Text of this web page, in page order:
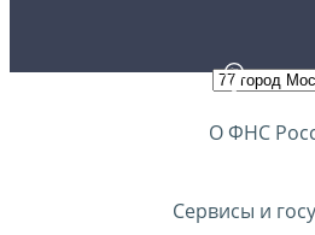
О ФНС
Сервисы и